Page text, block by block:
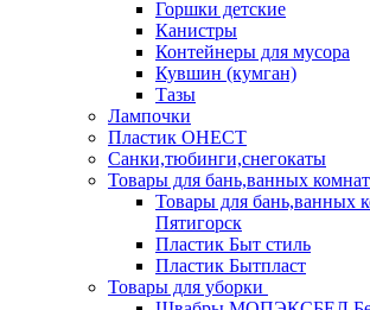
Горшки детские
Канистры
Контейнеры для мусора
Кувшин (кумган)
Тазы
Лампочки
Пластик ОНЕСТ
Санки,тюбинги,снегокаты
Товары для бань,ванных комнат
Товары для бань,ванных
Пятигорск
Пластик Быт стиль
Пластик Бытпласт
Товары для уборки